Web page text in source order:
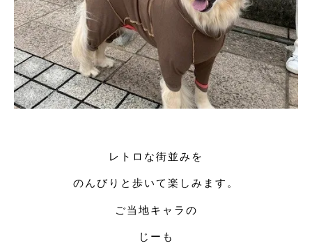
レトロな街並みを
のんびりと歩いて楽しみます。
ご当地キャラの
じーも